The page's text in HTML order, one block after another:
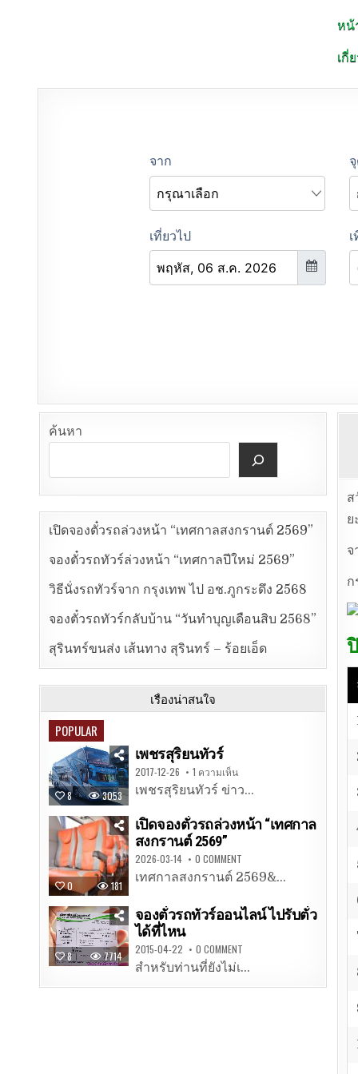
หน้
เกี่
ส
ย
จ
ก
ค้นหา
เปิดจองตั๋วรถล่วงหน้า “เทศกาลสงกรานต์ 2569”
จองตั๋วรถทัวร์ล่วงหน้า “เทศกาลปีใหม่ 2569”
วิธีนั่งรถทัวร์จาก กรุงเทพ ไป อช.ภูกระดึง 2568
จองตั๋วรถทัวร์กลับบ้าน “วันทำบุญเดือนสิบ 2568”
สุรินทร์ขนส่ง เส้นทาง สุรินทร์ – ร้อยเอ็ด
เรื่องน่าสนใจ
POPULAR
8 3053
เพชรสุริยนทัวร์
2017-12-26 1 ความเห็น
เพชรสุริยนทัวร์ ข่าว...
0 181
เปิดจองตั๋วรถล่วงหน้า “เทศกาล
สงกรานต์ 2569”
2026-03-14 0 COMMENT
เทศกาลสงกรานต์ 2569&...
8 7714
จองตั๋วรถทัวร์ออนไลน์ ไปรับตั๋ว
ได้ที่ไหน
2015-04-22 0 COMMENT
สำหรับท่านที่ยังไม่เ...